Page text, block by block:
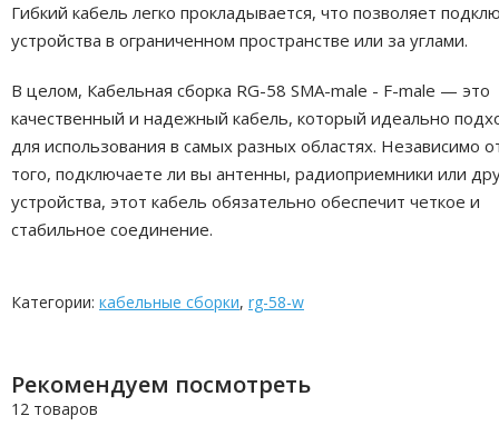
Гибкий кабель легко прокладывается, что позволяет
устройства в ограниченном пространстве или за углами.
В целом, Кабельная сборка RG-58 SMA-male - F-male — это
качественный и надежный кабель, который идеально
для использования в самых разных областях. Независимо
того, подключаете ли вы антенны, радиоприемники или
устройства, этот кабель обязательно обеспечит четкое и
стабильное соединение.
Категории: кабельные сборки, rg-58-w
Рекомендуем посмотреть
12 товаров